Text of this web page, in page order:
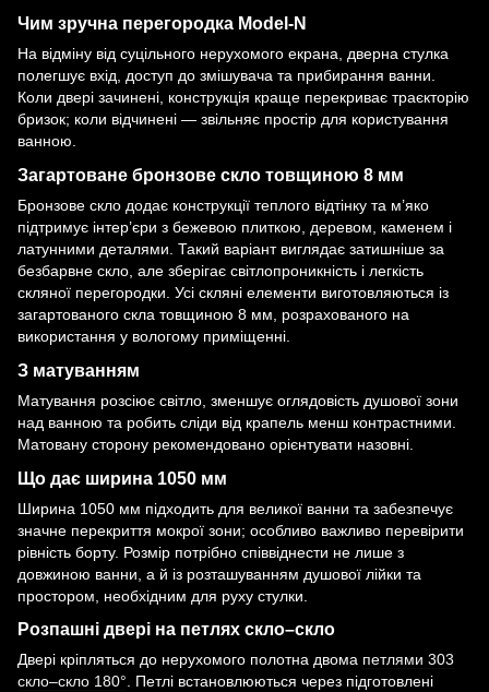
Чим зручна перегородка Model-N
На відміну від суцільного нерухомого екрана, дверна стулка
полегшує вхід, доступ до змішувача та прибирання ванни.
Коли двері зачинені, конструкція краще перекриває траєкторію
бризок; коли відчинені — звільняє простір для користування
ванною.
Загартоване бронзове скло товщиною 8 мм
Бронзове скло додає конструкції теплого відтінку та м’яко
підтримує інтер’єри з бежевою плиткою, деревом, каменем і
латунними деталями. Такий варіант виглядає затишніше за
безбарвне скло, але зберігає світлопроникність і легкість
скляної перегородки. Усі скляні елементи виготовляються із
загартованого скла товщиною 8 мм, розрахованого на
використання у вологому приміщенні.
З матуванням
Матування розсіює світло, зменшує оглядовість душової зони
над ванною та робить сліди від крапель менш контрастними.
Матовану сторону рекомендовано орієнтувати назовні.
Що дає ширина 1050 мм
Ширина 1050 мм підходить для великої ванни та забезпечує
значне перекриття мокрої зони; особливо важливо перевірити
рівність борту. Розмір потрібно співвіднести не лише з
довжиною ванни, а й із розташуванням душової лійки та
простором, необхідним для руху стулки.
Розпашні двері на петлях скло–скло
Двері кріпляться до нерухомого полотна двома петлями 303
скло–скло 180°. Петлі встановлюються через підготовлені